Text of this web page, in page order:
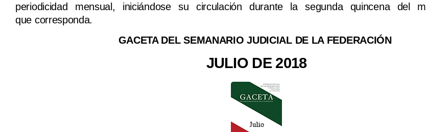
periodicidad mensual, iniciándose su circulación durante la segunda quincena del
que corresponda.
GACETA DEL SEMANARIO JUDICIAL DE LA FEDERACIÓN
JULIO DE 2018